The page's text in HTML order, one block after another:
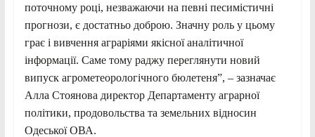
поточному році, незважаючи на певні песимістичні
прогнози, є достатньо доброю. Значну роль у цьому
грає і вивчення аграріями якісної аналітичної
інформації. Саме тому раджу переглянути новий
випуск агрометеорологічного бюлетеня”, – зазначає
Алла Стоянова директор Департаменту аграрної
політики, продовольства та земельних відносин
Одеської ОВА.